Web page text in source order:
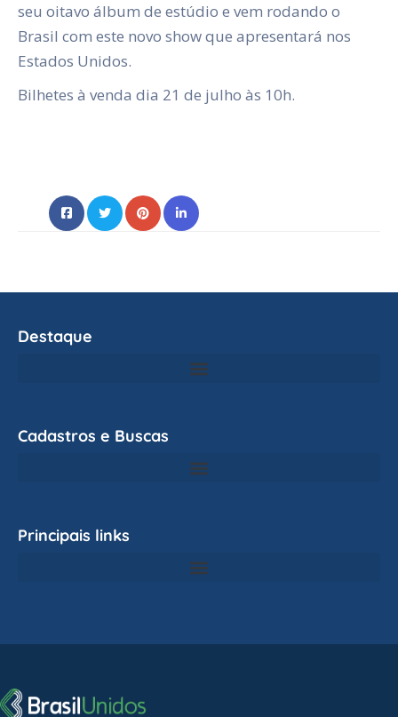
seu oitavo álbum de estúdio e vem rodando o
Brasil com este novo show que apresentará nos
Estados Unidos.
Bilhetes à venda dia 21 de julho às 10h.
Destaque
Cadastros e Buscas
Principais links